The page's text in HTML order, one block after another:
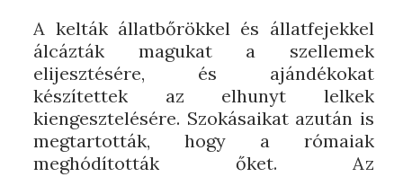
A kelták állatbőrökkel és állatfejekkel
álcázták magukat a szellemek
elijesztésére, és ajándékokat
készítettek az elhunyt lelkek
kiengesztelésére. Szokásaikat azután is
megtartották, hogy a rómaiak
meghódították őket. Az